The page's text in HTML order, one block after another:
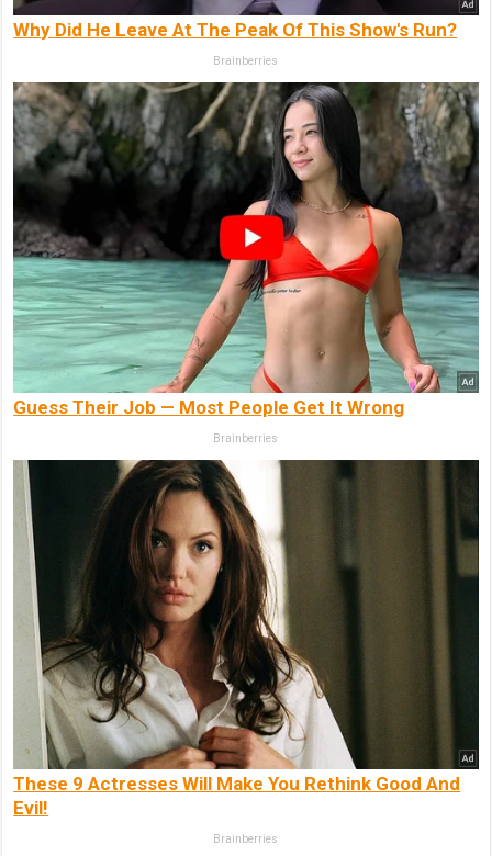
Why Did He Leave At The Peak Of This Show's Run?
Brainberries
Guess Their Job — Most People Get It Wrong
Brainberries
These 9 Actresses Will Make You Rethink Good And
Evil!
Brainberries